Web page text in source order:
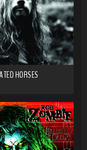
HORSES